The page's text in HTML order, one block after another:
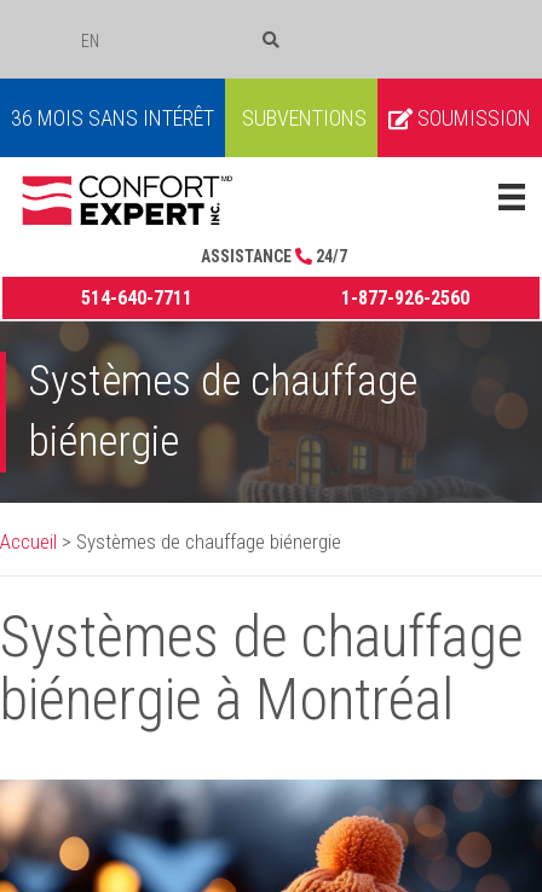
EN
36 MOIS SANS INTÉRÊT SUBVENTIONS SOUMISSION
ASSISTANCE 24/7
514-640-7711 1-877-926-2560
Systèmes de chauffage
biénergie
Accueil > Systèmes de chauffage biénergie
Systèmes de chauffage
biénergie à Montréal